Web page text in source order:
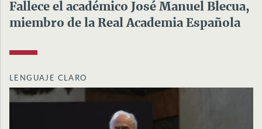
Fallece el académico José Manuel Blecua,
miembro de la Real Academia Española
LENGUAJE CLARO